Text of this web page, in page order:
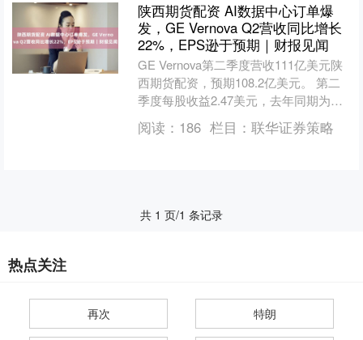
陕西期货配资 AI数据中心订单爆
发，GE Vernova Q2营收同比增长
22%，EPS逊于预期｜财报见闻
GE Vernova第二季度营收111亿美元陕
西期货配资，预期108.2亿美元。 第二
季度每股收益2.47美元，去年同期为
1.86美元。 第二季度调整后EBIT....
阅读： 186 栏目： 联华证券策略
共 1 页/1 条记录
热点关注
再次 特朗